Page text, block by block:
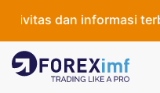
dan informasi